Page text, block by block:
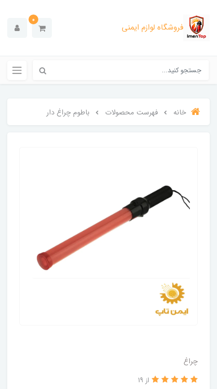
فروشگاه لوازم ایمنی
0
خانه فهرست محصولات باطوم چراغ دار
چراغ
از 19